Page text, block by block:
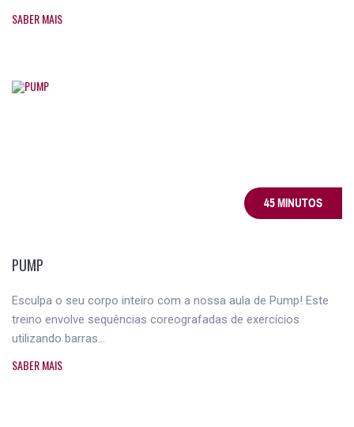
SABER MAIS
45 MINUTOS
PUMP
Esculpa o seu corpo inteiro com a nossa aula de Pump! Este
treino envolve sequências coreografadas de exercícios
utilizando barras...
SABER MAIS